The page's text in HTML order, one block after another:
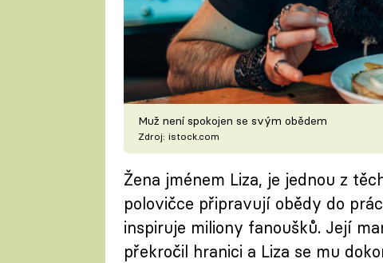
Muž není spokojen se svým obědem
Zdroj: istock.com
Žena jménem Liza, je jednou z
polovičce připravují obědy do
inspiruje miliony fanoušků. Její
překročil hranici a Liza se mu